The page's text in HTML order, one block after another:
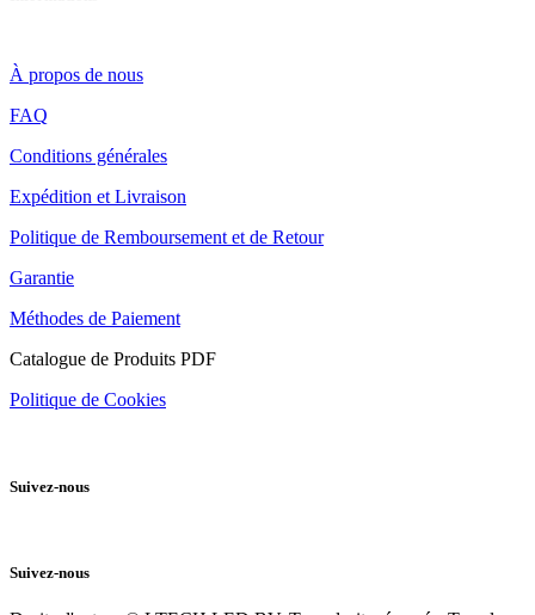
À propos de nous
FAQ
Conditions générales
Expédition et Livraison
Politique de Remboursement et de Retour
Garantie
Méthodes de Paiement
Catalogue de Produits PDF
Politique de Cookies
Suivez-nous
Suivez-nous